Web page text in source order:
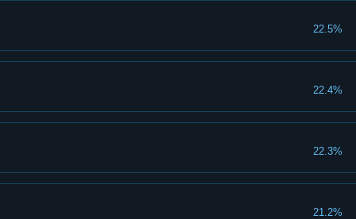
22.5%
22.4%
22.3%
21.2%